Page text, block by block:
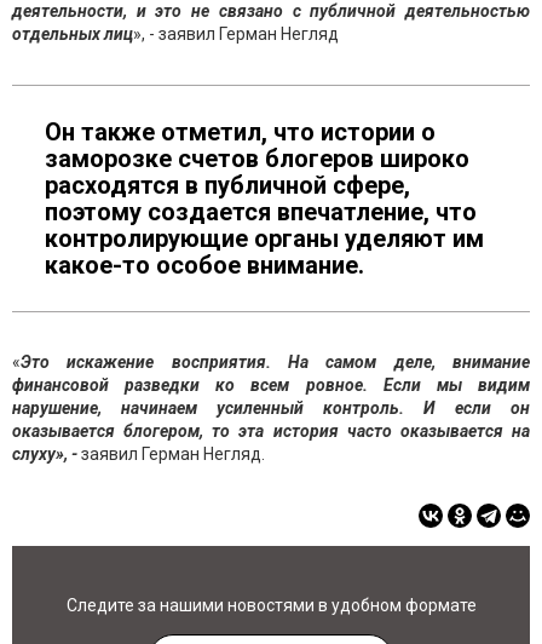
деятельности, и это не связано с публичной деятельностью
отдельных лиц», - заявил Герман Негляд
Он также отметил, что истории о
заморозке счетов блогеров широко
расходятся в публичной сфере,
поэтому создается впечатление, что
контролирующие органы уделяют им
какое-то особое внимание.
«Это искажение восприятия. На самом деле, внимание
финансовой разведки ко всем ровное. Если мы видим
нарушение, начинаем усиленный контроль. И если он
оказывается блогером, то эта история часто оказывается на
слуху», -заявил Герман Негляд.
Следите за нашими новостями в удобном формате